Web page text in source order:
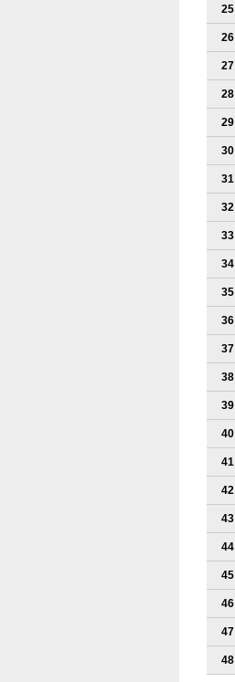
25
26
27
28
29
30
31
32
33
34
35
36
37
38
39
40
41
42
43
44
45
46
47
48